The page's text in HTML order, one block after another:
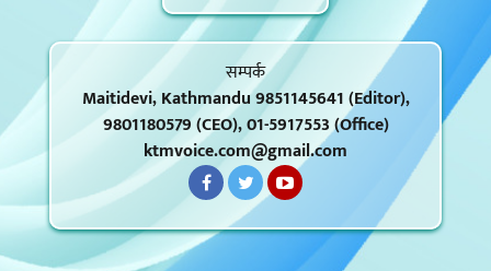
सम्पर्क
Maitidevi, Kathmandu 9851145641 (Editor),
9801180579 (CEO), 01-5917553 (Office)
ktmvoice.com@gmail.com